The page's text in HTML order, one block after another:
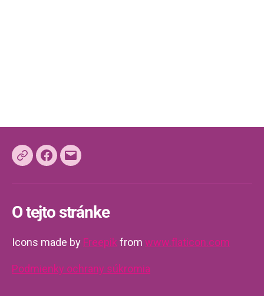
O tejto stránke
Icons made by Freepik from www.flaticon.com
Podmienky ochrany súkromia